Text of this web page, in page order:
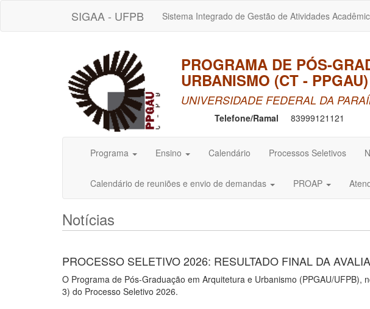
SIGAA - UFPB Sistema Integrado de Gestão de Atividades
PROGRAMA DE PÓS-
URBANISMO (CT - PPGAU)
UNIVERSIDADE FEDERAL DA
Telefone/Ramal 83999121121
Programa Ensino Calendário Processos Seletivos
Calendário de reuniões e envio de demandas PROAP
Notícias
PROCESSO SELETIVO 2026: RESULTADO FINAL DA
O Programa de Pós-Graduação em Arquitetura e Urbanismo (PPGAU/
3) do Processo Seletivo 2026.